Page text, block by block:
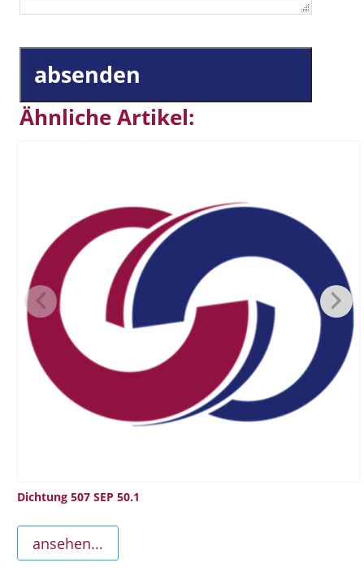
absenden
Ähnliche Artikel:
Dichtung 507 SEP 50.1
ansehen...